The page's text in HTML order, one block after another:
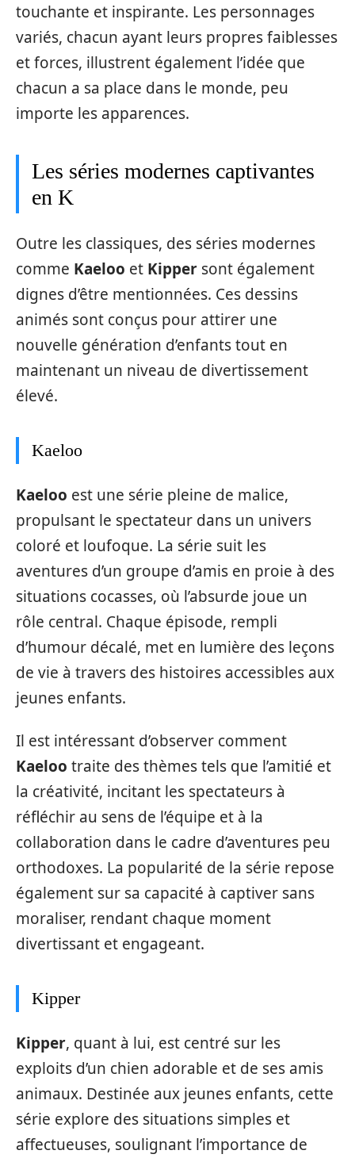
touchante et inspirante. Les personnages
variés, chacun ayant leurs propres faiblesses
et forces, illustrent également l’idée que
chacun a sa place dans le monde, peu
importe les apparences.
Les séries modernes captivantes
en K
Outre les classiques, des séries modernes
comme Kaeloo et Kipper sont également
dignes d’être mentionnées. Ces dessins
animés sont conçus pour attirer une
nouvelle génération d’enfants tout en
maintenant un niveau de divertissement
élevé.
Kaeloo
Kaeloo est une série pleine de malice,
propulsant le spectateur dans un univers
coloré et loufoque. La série suit les
aventures d’un groupe d’amis en proie à des
situations cocasses, où l’absurde joue un
rôle central. Chaque épisode, rempli
d’humour décalé, met en lumière des leçons
de vie à travers des histoires accessibles aux
jeunes enfants.
Il est intéressant d’observer comment
Kaeloo traite des thèmes tels que l’amitié et
la créativité, incitant les spectateurs à
réfléchir au sens de l’équipe et à la
collaboration dans le cadre d’aventures peu
orthodoxes. La popularité de la série repose
également sur sa capacité à captiver sans
moraliser, rendant chaque moment
divertissant et engageant.
Kipper
Kipper, quant à lui, est centré sur les
exploits d’un chien adorable et de ses amis
animaux. Destinée aux jeunes enfants, cette
série explore des situations simples et
affectueuses, soulignant l’importance de